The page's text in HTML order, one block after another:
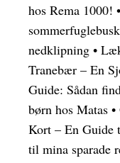
hos Rema 1000! •
nedklipning •
Tranebær – En
Guide: Sådan
børn hos Matas •
Kort – En Guide
til mina sparade